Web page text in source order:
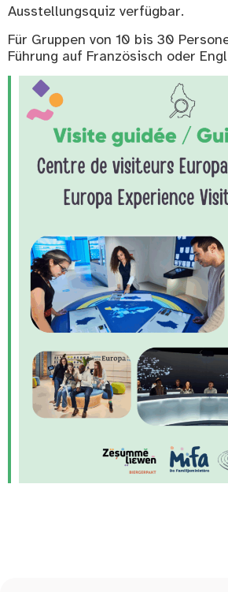
Ausstellungsquiz verfügbar.
Für Gruppen von 10 bis 30
Führung auf Französisch oder